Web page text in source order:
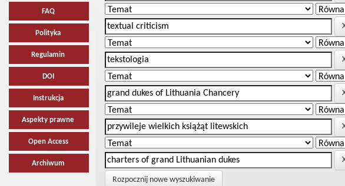
FAQ
Polityka
Regulamin
DOI
Instrukcja
Aspekty prawne
Open Access
Archiwum
Rozpocznij nowe wyszukiwanie